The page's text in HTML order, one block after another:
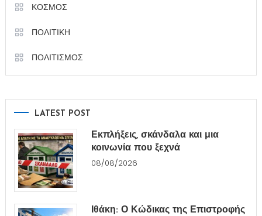
ΚΟΣΜΟΣ
ΠΟΛΙΤΙΚΗ
ΠΟΛΙΤΙΣΜΟΣ
LATEST POST
Εκπλήξεις, σκάνδαλα και μια
κοινωνία που ξεχνά
08/08/2026
Ιθάκη: Ο Κώδικας της Επιστροφής